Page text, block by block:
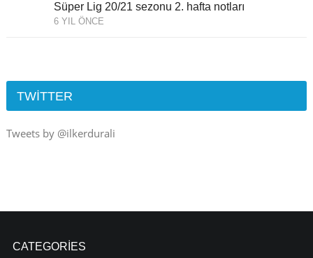
Süper Lig 20/21 sezonu 2. hafta notları
6 YIL ÖNCE
TWITTER
Tweets by @ilkerdurali
CATEGORIES